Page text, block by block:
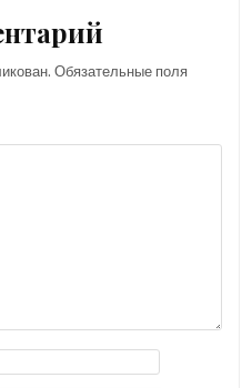
Обязательные поля